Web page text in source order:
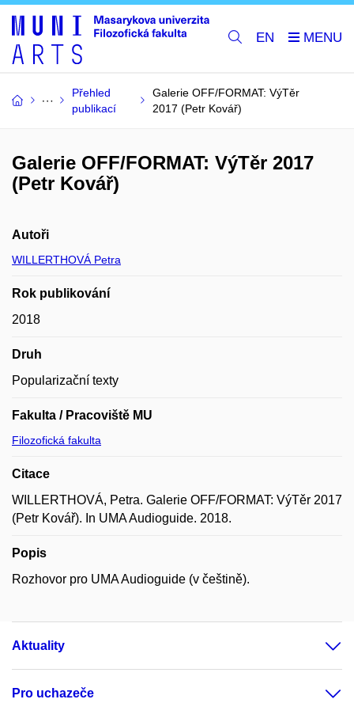
EN
Přehled
publikací
Galerie OFF/FORMAT: VýTěr
2017 (Petr Kovář)
Galerie OFF/FORMAT: VýTěr 2017
(Petr Kovář)
Autoři
WILLERTHOVÁ Petra
Rok publikování
2018
Druh
Popularizační texty
Fakulta / Pracoviště MU
Filozofická fakulta
Citace
WILLERTHOVÁ, Petra. Galerie OFF/FORMAT: VýTěr 2017
(Petr Kovář). In UMA Audioguide. 2018.
Popis
Rozhovor pro UMA Audioguide (v češtině).
Aktuality
Pro uchazeče